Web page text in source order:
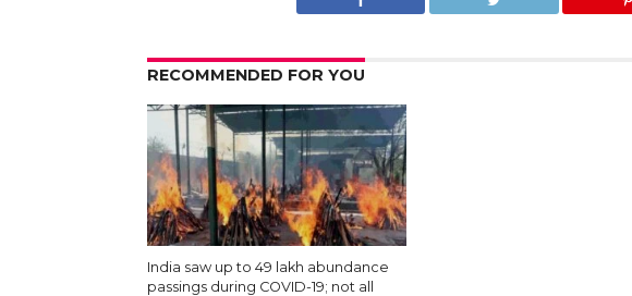
RECOMMENDED FOR YOU
India saw up to 49 lakh abundance
passings during COVID-19; not all